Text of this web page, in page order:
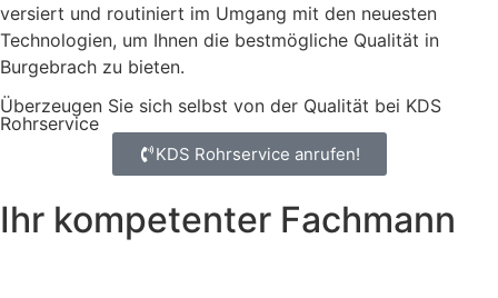
versiert und routiniert im Umgang mit den neuesten
Technologien, um Ihnen die bestmögliche Qualität in
Burgebrach zu bieten.
Überzeugen Sie sich selbst von der Qualität bei KDS
Rohrservice
KDS Rohrservice anrufen!
Ihr kompetenter Fachmann